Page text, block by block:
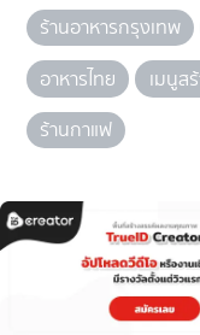
ร้านอาหารกรุงเทพ
อาหารไทย
เมนูส
ร้านกาแฟ